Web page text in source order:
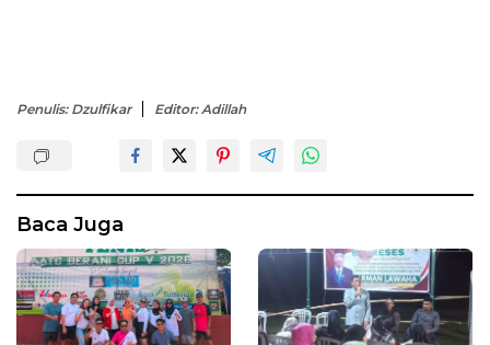
Penulis: Dzulfikar Editor: Adillah
Baca Juga